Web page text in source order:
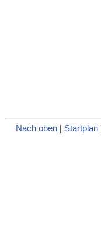
Nach oben| Startplan|